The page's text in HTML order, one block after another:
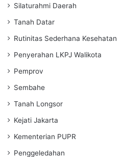
Silaturahmi Daerah
Tanah Datar
Rutinitas Sederhana Kesehatan
Penyerahan LKPJ Walikota
Pemprov
Sembahe
Tanah Longsor
Kejati Jakarta
Kementerian PUPR
Penggeledahan